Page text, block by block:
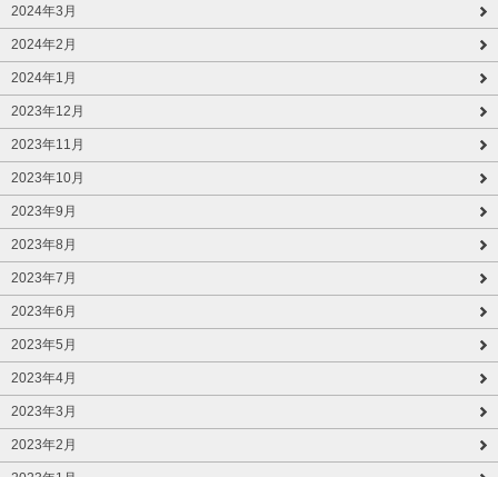
2024年3月
2024年2月
2024年1月
2023年12月
2023年11月
2023年10月
2023年9月
2023年8月
2023年7月
2023年6月
2023年5月
2023年4月
2023年3月
2023年2月